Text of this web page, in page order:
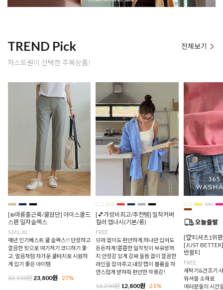
TREND Pick
저스트원이 선택한 주목상품!
전체보기
[❄️여름출근룩/쿨원단] 아이스콜드
스판 일자슬랙스
S,M,L,XL
매년 인기베스트 쿨 슬랙스!! 단정하고
깔끔한 핏으로 여기저기 코디하기 좋
고, 얼음처럼 차가운 쿨터치로 시원하
게 입기 좋은 아이템
32,500원 23,800원 27%
[💕가성비최고/추천템] 밀착커버
컬러 캡나시(기본/롱)
FREE
브라 없이도 편안하게,하나만 입어도
든든하게!쫀쫀한 밀착핏이 부유방까
지 안정감 있게 감싸 들뜸 없이 깔끔한
라인을 잡아주고,내장 캡이 볼륨을 자
연스럽게 받쳐줘 편안한 착용감!
16,200원12,800원 21%
[🏆티셔츠1위
[JUST
반팔티
FREE
세탁기&건조기
워셔블 소재로
여러분들의 시간